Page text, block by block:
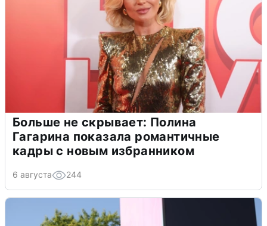
Больше не скрывает: Полина
Гагарина показала романтичные
кадры с новым избранником
6 августа 244